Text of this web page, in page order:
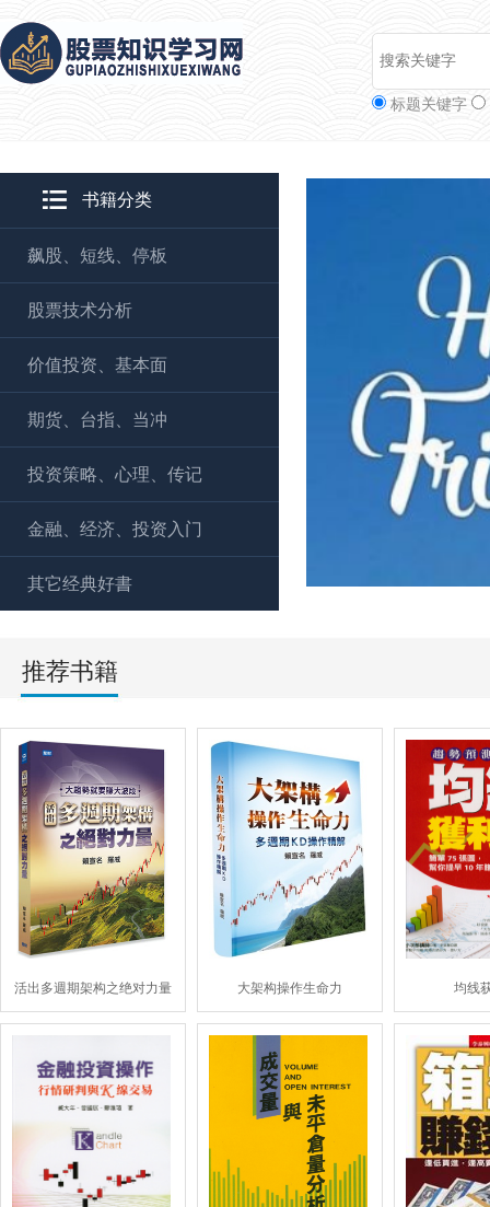
标题关键字
书籍分类
飙股、短线、停板
股票技术分析
价值投资、基本面
期货、台指、当冲
投资策略、心理、传记
金融、经济、投资入门
其它经典好書
推荐书籍
活出多週期架构之绝对力量 大架构操作生命力 均线